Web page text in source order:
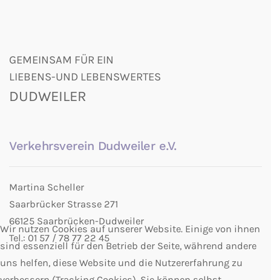
GEMEINSAM FÜR EIN
LIEBENS-UND LEBENSWERTES
DUDWEILER
Verkehrsverein Dudweiler e.V.
Martina Scheller
Saarbrücker Strasse 271
66125 Saarbrücken-Dudweiler
Tel.: 01 57 / 78 77 22 45
Wir nutzen Cookies auf unserer Website. Einige von ihnen
sind essenziell für den Betrieb der Seite, während andere
uns helfen, diese Website und die Nutzererfahrung zu